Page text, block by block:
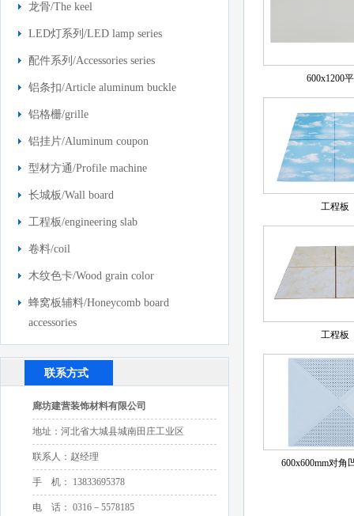
龙骨/The keel
LED灯系列/LED lamp series
配件系列/Accessories series
铝条扣/Article aluminum buckle
铝格栅/grille
铝挂片/Aluminum coupon
型材方通/Profile machine
长城板/Wall board
工程板/engineering slab
卷料/coil
木纹色卡/Wood grain color
蜂窝板辅料/Honeycomb board
accessories
联系方式
廊坊建营装饰材料有限公司
地址：河北省大城县城南田庄工业区
联系人：赵经理
手 机： 13833695378
电 话： 0316－5578185
600x1200
工程板
工程板
600x600mm对角